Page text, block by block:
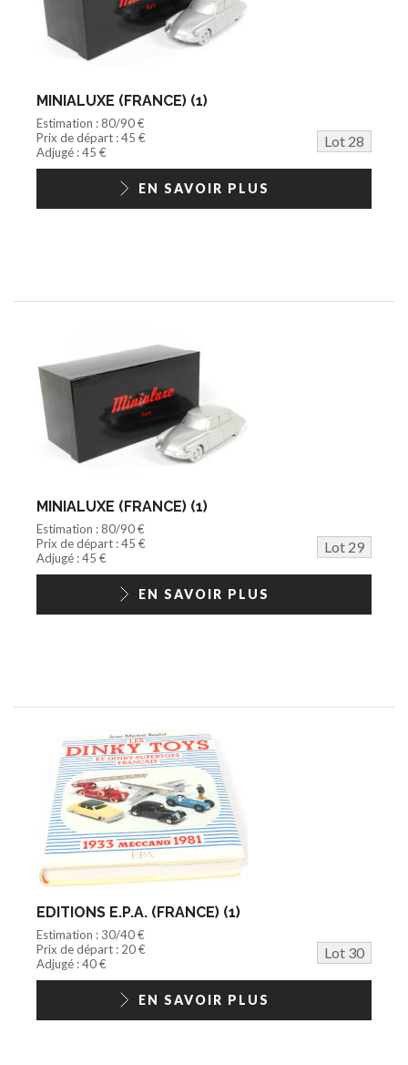
MINIALUXE (FRANCE) (1)
Estimation : 80/90 €
Prix de départ : 45 €
Lot 28
Adjugé : 45 €
EN SAVOIR PLUS
MINIALUXE (FRANCE) (1)
Estimation : 80/90 €
Prix de départ : 45 €
Lot 29
Adjugé : 45 €
EN SAVOIR PLUS
EDITIONS E.P.A. (FRANCE) (1)
Estimation : 30/40 €
Prix de départ : 20 €
Lot 30
Adjugé : 40 €
EN SAVOIR PLUS